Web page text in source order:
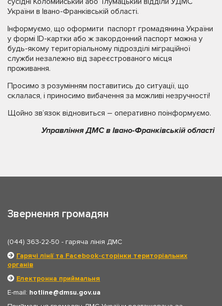
України в Івано-Франківській області.
Інформуємо, що оформити паспорт громадянина України
у формі ID-картки або ж закордонний паспорт можна у
будь-якому територіальному підрозділі міграційної
служби незалежно від зареєстрованого місця
проживання.
Просимо з розумінням поставитись до ситуації, що
склалася, і приносимо вибачення за можливі незручності!
Щойно зв’язок відновиться – оперативно поінформуємо.
Управління ДМС в Івано-Франківській області
Звернення громадян
(044) 363-22-50 - гаряча лінія ДМС
Гарячі лінії та Facebook-сторінки територіальних
органів
Електронна приймальня
E-mail: hotline
dmsu.gov.ua